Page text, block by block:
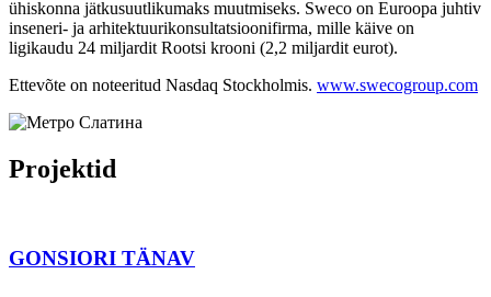
ühiskonna jätkusuutlikumaks muutmiseks. Sweco on Euroopa juhtiv
inseneri- ja arhitektuurikonsultatsioonifirma, mille käive on
ligikaudu 24 miljardit Rootsi krooni (2,2 miljardit eurot).
Ettevõte on noteeritud Nasdaq Stockholmis. www.swecogroup.com
Projektid
GONSIORI TÄNAV